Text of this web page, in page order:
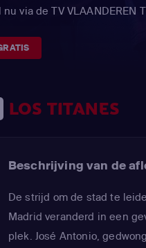
via de TV VLAANDEREN
LOS TITANES
Beschrijving van de
De strijd om de stad te
Madrid veranderd in een
plek. José Antonio,